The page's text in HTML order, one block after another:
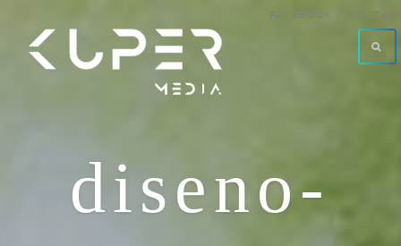
diseno-
FACEBOOK / TWITTER